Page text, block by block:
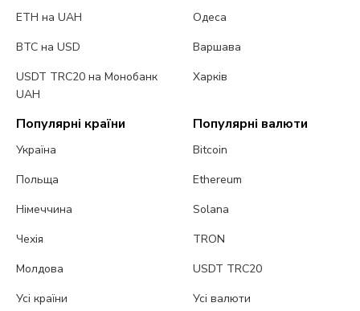
ETH на UAH
BTC на USD
USDT TRC20 на Монобанк
UAH
Одеса
Варшава
Харків
Популярні країни
Україна
Польща
Німеччина
Чехія
Молдова
Усі країни
Популярні валюти
Bitcoin
Ethereum
Solana
TRON
USDT TRC20
Усі валюти